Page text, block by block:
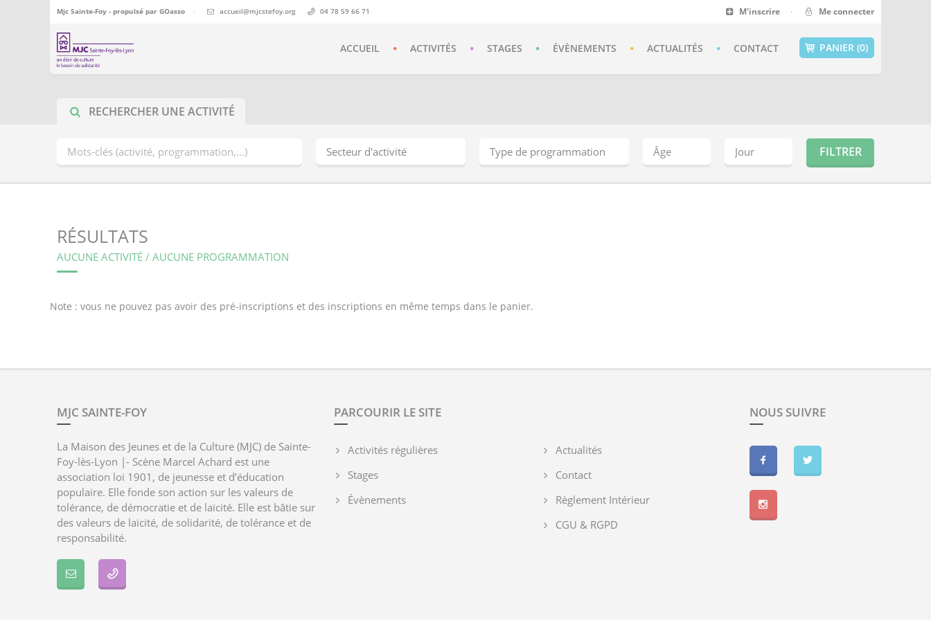
Mjc Sainte-Foy - propulsé par GOasso · accueil@mjcstefoy.org 04 78 59 66 71 M'inscrire · Me connecter
PANIER (0)
ACCUEIL ACTIVITÉS STAGES ÉVÈNEMENTS ACTUALITÉS CONTACT
RECHERCHER UNE ACTIVITÉ
RÉSULTATS
AUCUNE ACTIVITÉ / AUCUNE PROGRAMMATION
Note : vous ne pouvez pas avoir des pré-inscriptions et des inscriptions en même temps dans le panier.
MJC SAINTE-FOY
La Maison des Jeunes et de la Culture (MJC) de Sainte-
Foy-lès-Lyon |- Scène Marcel Achard est une
association loi 1901, de jeunesse et d’éducation
populaire. Elle fonde son action sur les valeurs de
tolérance, de démocratie et de laïcité. Elle est bâtie sur
des valeurs de laïcité, de solidarité, de tolérance et de
responsabilité.
PARCOURIR LE SITE
Activités régulières
Stages
Évènements
Actualités
Contact
Règlement Intérieur
CGU & RGPD
NOUS SUIVRE